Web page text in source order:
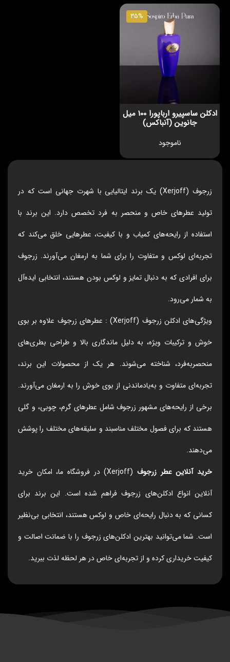
35%
ادکلن ساسپیرو ارباپورا 100 میل
جانوین (آنباکس)
ناموجود
زرجوف (Xerjoff) یک برند ایتالیایی با شهرت جهانی است که در
تولید عطرهای خاص و منحصر به فرد تخصص دارد. این برند با
استفاده از رایحه‌های کمیاب و با کیفیت، عطرهایی خلق می‌کند که
تجربه‌ای لوکس و متفاوت را برای شما به ارمغان می‌آورند. زرجوف
برای افرادی که به دنبال تمایز و لوکس بودن هستند، انتخابی ایده‌آل
به شمار می‌رود.
ویژگی‌های ادکلن زرجوف (Xerjoff) : عطرهای زرجوف علاوه بر بوی
خوش و ترکیبات ویژه، به دلیل ماندگاری بالا و طراحی بطری‌های
منحصربه‌فرد، شناخته می‌شوند. هر یک از محصولات این برند،
تجربه‌ای متفاوت و به‌یادماندنی از بوی خوش را به ارمغان می‌آورند.
برخی از رایحه‌های مشهور زرجوف شامل عطرهای گرم، چوبی، و گلی
هستند که برای فصول مختلف مناسبند و سلیقه‌های مختلف را پوشش
می‌دهند.
خرید آنلاین عطر زرجوف
(Xerjoff) در فروشگاه ما، امکان خرید
آنلاین انواع ادکلن‌های زرجوف فراهم شده است. این برند برای
کسانی که به دنبال رایحه‌ای خاص و لوکس هستند، انتخابی بی‌نظیر
است. شما می‌توانید بهترین ادکلن‌های زرجوف را با ضمانت اصالت و
کیفیت خریداری کرده و از تجربه‌ای خاص در هر لحظه لذت ببرید.